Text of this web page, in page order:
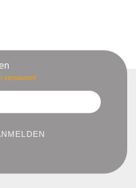
verpassen!